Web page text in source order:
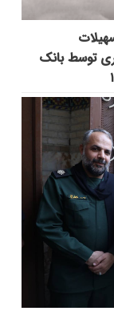
فقره تسهیلات
توسط بانک